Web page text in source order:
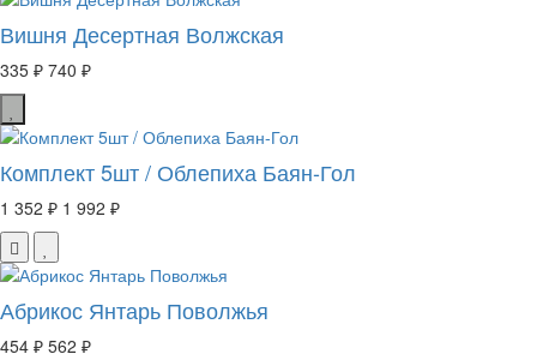
Вишня Десертная Волжская
335 ₽ 740 ₽
Комплект 5шт / Облепиха Баян-Гол
1 352 ₽ 1 992 ₽
Абрикос Янтарь Поволжья
454 ₽ 562 ₽